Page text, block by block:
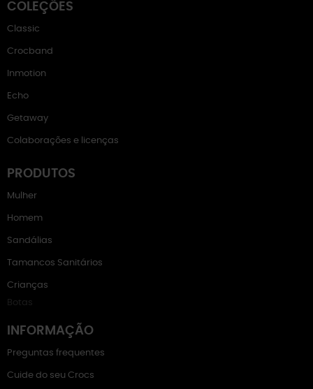
COLEÇÕES
Classic
Crocband
Inmotion
Echo
Getaway
Colaborações e licenças
PRODUTOS
Mulher
Homem
Sandálias
Tamancos Sanitários
Crianças
Botas
INFORMAÇÃO
Preguntas frequentes
Cuide do seu Crocs